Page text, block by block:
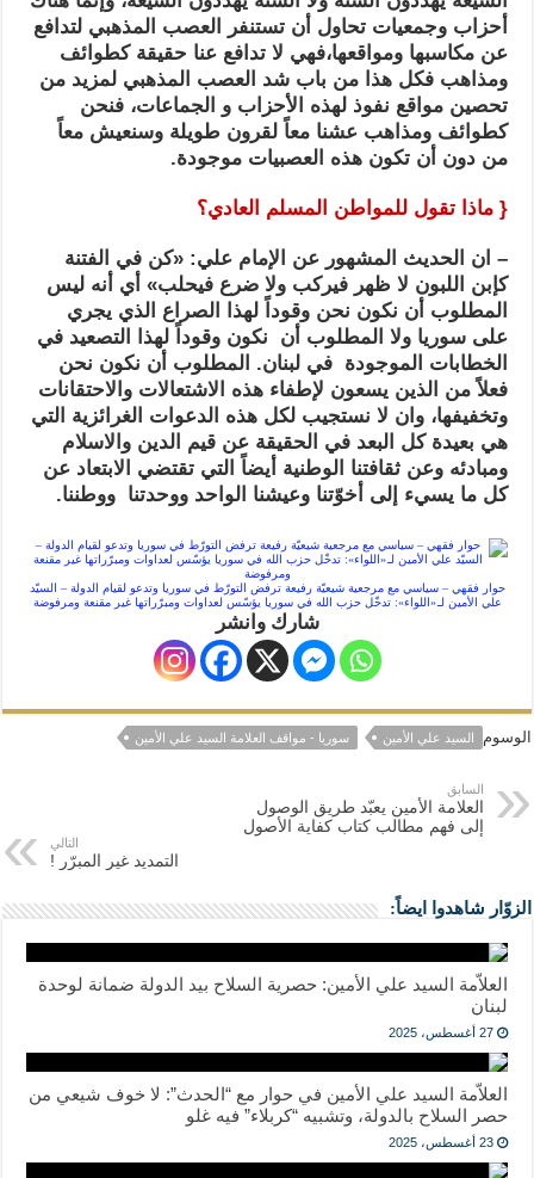
أحزاب وجمعيات تحاول أن تستنفر العصب المذهبي لتدافع
عن مكاسبها ومواقعها،فهي لا تدافع عنا حقيقة كطوائف
ومذاهب فكل هذا من باب شد العصب المذهبي لمزيد من
تحصين مواقع نفوذ لهذه الأحزاب و الجماعات، فنحن
كطوائف ومذاهب عشنا معاً لقرون طويلة وسنعيش معاً
من دون أن تكون هذه العصبيات موجودة.
{ ماذا تقول للمواطن المسلم العادي؟
– ان الحديث المشهور عن الإمام علي: «كن في الفتنة
كإبن اللبون لا ظهر فيركب ولا ضرع فيحلب» أي أنه ليس
المطلوب أن نكون نحن وقوداً لهذا الصراع الذي يجري
على سوريا ولا المطلوب أن نكون وقوداً لهذا التصعيد في
الخطابات الموجودة في لبنان. المطلوب أن نكون نحن
فعلاً من الذين يسعون لإطفاء هذه الاشتعالات والاحتقانات
وتخفيفها، وان لا نستجيب لكل هذه الدعوات الغرائزية التي
هي بعيدة كل البعد في الحقيقة عن قيم الدين والاسلام
ومبادئه وعن ثقافتنا الوطنية أيضاً التي تقتضي الابتعاد عن
كل ما يسيء إلى أخوّتنا وعيشنا الواحد ووحدتنا ووطننا.
حوار فقهي – سياسي مع مرجعية شيعيّة رفيعة ترفض التورّط في سوريا وتدعو لقيام الدولة – السيّد
علي الأمين لـ «اللواء»: تدخّل حزب الله في سوريا يؤسّس لعداوات ومبرّراتها غير مقنعة ومرفوضة
شارك وانشر
الوسوم السيد علي الأمين سوريا - مواقف العلامة السيد علي الأمين
السابق
العلامة الأمين يعبّد طريق الوصول
إلى فهم مطالب كتاب كفاية الأصول
التالي
التمديد غير المبرّر !
الزوّار شاهدوا ايضاً:
العلاّمة السيد علي الأمين: حصرية السلاح بيد الدولة ضمانة لوحدة
لبنان
27 أغسطس، 2025
العلاّمة السيد علي الأمين في حوار مع “الحدث”: لا خوف شيعي من
حصر السلاح بالدولة، وتشبيه “كربلاء” فيه غلو
23 أغسطس، 2025